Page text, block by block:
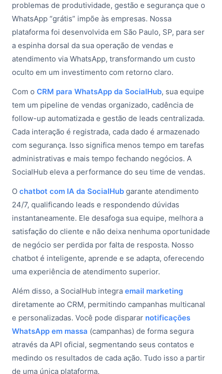
problemas de produtividade, gestão e segurança que o
WhatsApp “grátis” impõe às empresas. Nossa
plataforma foi desenvolvida em São Paulo, SP, para ser
a espinha dorsal da sua operação de vendas e
atendimento via WhatsApp, transformando um custo
oculto em um investimento com retorno claro.
Com o CRM para WhatsApp da SocialHub, sua equipe
tem um pipeline de vendas organizado, cadência de
follow-up automatizada e gestão de leads centralizada.
Cada interação é registrada, cada dado é armazenado
com segurança. Isso significa menos tempo em tarefas
administrativas e mais tempo fechando negócios. A
SocialHub eleva a performance do seu time de vendas.
O chatbot com IA da SocialHub garante atendimento
24/7, qualificando leads e respondendo dúvidas
instantaneamente. Ele desafoga sua equipe, melhora a
satisfação do cliente e não deixa nenhuma oportunidade
de negócio ser perdida por falta de resposta. Nosso
chatbot é inteligente, aprende e se adapta, oferecendo
uma experiência de atendimento superior.
Além disso, a SocialHub integra email marketing
diretamente ao CRM, permitindo campanhas multicanal
e personalizadas. Você pode disparar notificações
WhatsApp em massa (campanhas) de forma segura
através da API oficial, segmentando seus contatos e
medindo os resultados de cada ação. Tudo isso a partir
de uma única plataforma.